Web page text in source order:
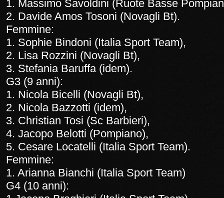
1. Massimo Savoldini (Ruote Basse
2. Davide Amos Tosoni (Novagli Bt).
Femmine:
1. Sophie Bindoni (Italia Sport Team),
2. Lisa Rozzini (Novagli Bt),
3. Stefania Baruffa (idem).
G3 (9 anni):
1. Nicola Bicelli (Novagli Bt),
2. Nicola Bazzotti (idem),
3. Christian Tosi (Sc Barbieri),
4. Jacopo Belotti (Pompiano),
5. Cesare Locatelli (Italia Sport Team).
Femmine:
1. Arianna Bianchi (Italia Sport Team)
G4 (10 anni):